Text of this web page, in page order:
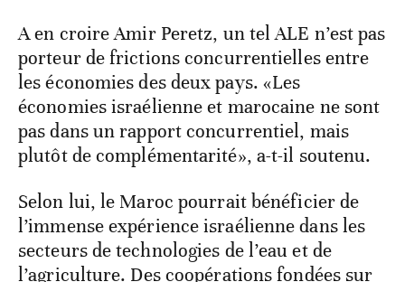
A en croire Amir Peretz, un tel ALE n’est pas
porteur de frictions concurrentielles entre
les économies des deux pays. «Les
économies israélienne et marocaine ne sont
pas dans un rapport concurrentiel, mais
plutôt de complémentarité», a-t-il soutenu.
Selon lui, le Maroc pourrait bénéficier de
l’immense expérience israélienne dans les
secteurs de technologies de l’eau et de
l’agriculture. Des coopérations fondées sur